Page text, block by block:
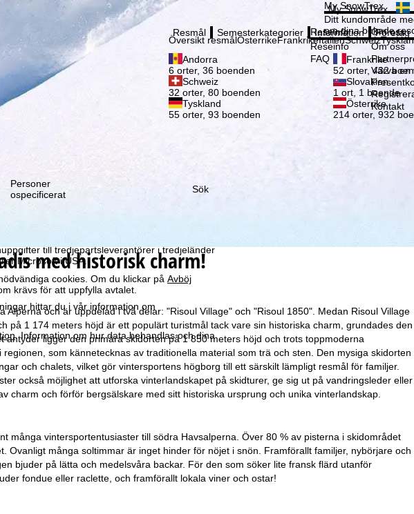
hjälp av cookies, som vi – TravelTrex
på dina aktiviteter med hjälp av information
analys, individuella
till tredjepartsleverantörer i tredjeländer
Microsoft i USA.
cookies. Om du klickar på Avböj
krävs för att uppfylla avtalet.
hittar du i vår information om
. Information om hur data behandlas och dina
Registrering
My SnowTrex
My SnowTrex
Ditt kundområde
om dina bokade
Resmål
Översikt resmålÖsterrikeFrankrikeItalienSchweiz
Andorra
6 orter, 36 boenden
Frankrike
52 orter, 432
Schweiz
32 orter, 80 boenden
Slovakien
1 ort, 1 boende
Tyskland
55 orter, 93 boenden
Österrike
214 orter, 932
Semesterkategorier Information
Reseinfo
Reseinfo
FAQ
Företag
Om oss
Om oss
Värva en
Kontakt
Personer
ospecificerat
Sök
med historisk charm!
och är uppdelad i två delar: "Risoul Village" och "Risoul 1850". Medan Risoul Village
på 1 174 meters höjd är ett populärt turistmål tack vare sin historiska charm, grundades den
ligger den primära skidorten på 1 850 meters höjd och trots toppmoderna
som kännetecknas av traditionella material som trä och sten. Den mysiga skidorten
och chalets, vilket gör vintersportens högborg till ett särskilt lämpligt resmål för familjer.
också möjlighet att utforska vinterlandskapet på skidturer, ge sig ut på vandringsleder eller
charm och förför bergsälskare med sitt historiska ursprung och unika vinterlandskap.
många vintersportentusiaster till södra Havsalperna. Över 80 % av pisterna i skidområdet
Ovanligt många soltimmar är inget hinder för nöjet i snön. Framförallt familjer, nybörjare och
bjuder på lätta och medelsvåra backar. För den som söker lite fransk flärd utanför
fondue eller raclette, och framförallt lokala viner och ostar!